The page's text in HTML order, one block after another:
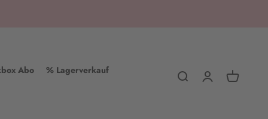
Abo
% Lagerverkauf
Suche AnmeldenWarenkorb